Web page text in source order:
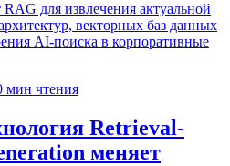
RAG для извлечения актуальной
векторных баз данных
AI-поиска в корпоративные
мин чтения
Retrieval-
меняет